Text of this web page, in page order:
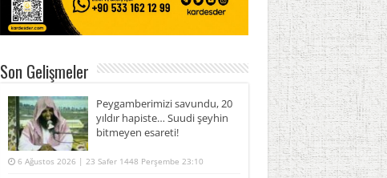
Son Gelişmeler
Peygamberimizi savundu, 20
yıldır hapiste… Suudi şeyhin
bitmeyen esareti!
6 Ağustos 2026 | 23 Safer 1448 Perşembe 23:10